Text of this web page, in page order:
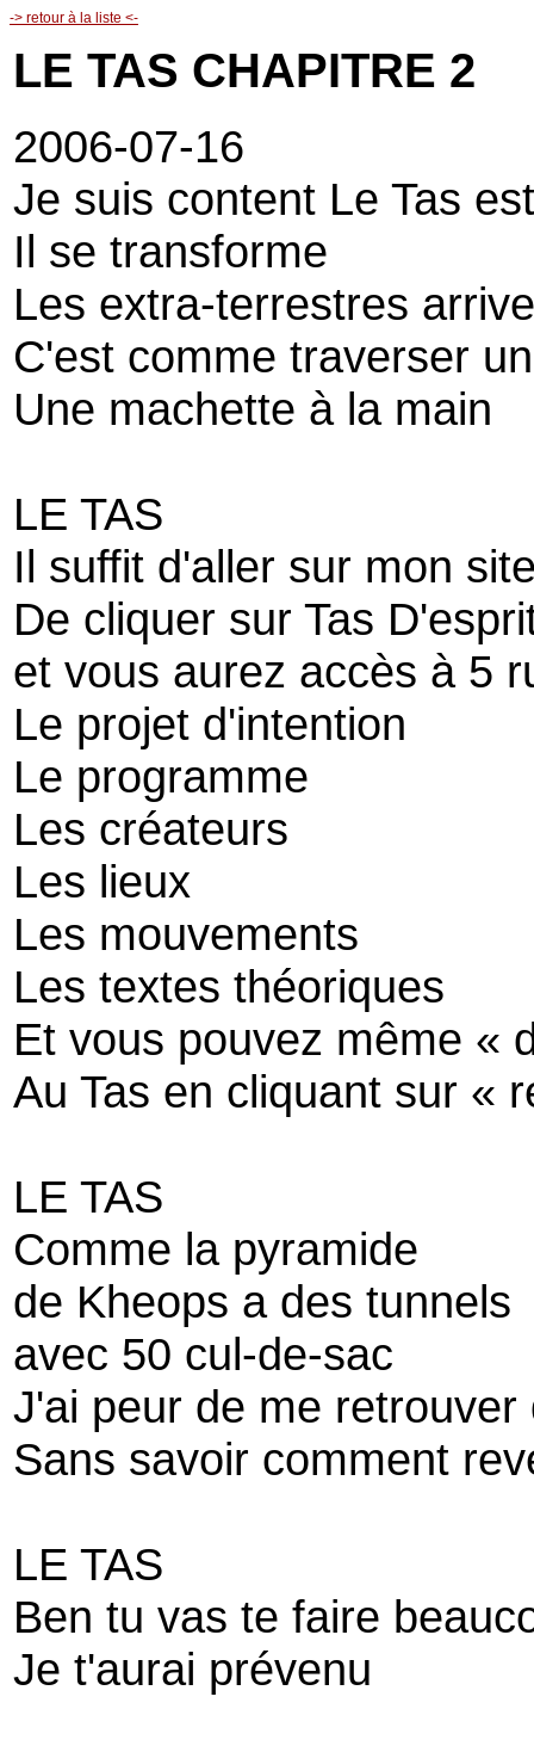
-> retour à la liste <-
LE TAS CHAPITRE 2
2006-07-16
Je suis content Le Tas
Il se transforme
Les extra-terrestres
C'est comme traverser
Une machette à la main
LE TAS
Il suffit d'aller sur mon
De cliquer sur Tas
et vous aurez accès à 5
Le projet d'intention
Le programme
Les créateurs
Les lieux
Les mouvements
Les textes théoriques
Et vous pouvez même «
Au Tas en cliquant sur «
LE TAS
Comme la pyramide
de Kheops a des tunnels
avec 50 cul-de-sac
J'ai peur de me retrouver
Sans savoir comment
LE TAS
Ben tu vas te faire
Je t'aurai prévenu